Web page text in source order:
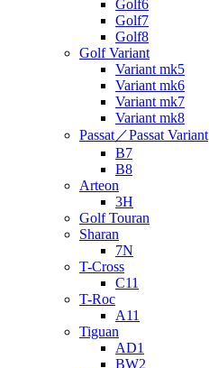
Golf6
Golf7
Golf8
Golf Variant
Variant mk5
Variant mk6
Variant mk7
Variant mk8
Passat／Passat Variant
B7
B8
Arteon
3H
Golf Touran
Sharan
7N
T-Cross
C11
T-Roc
A11
Tiguan
AD1
BW2